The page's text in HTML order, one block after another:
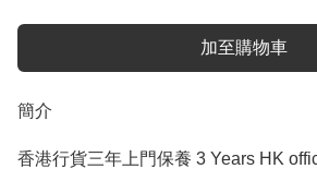
加至購物車
簡介
香港行貨三年上門保養 3 Years HK